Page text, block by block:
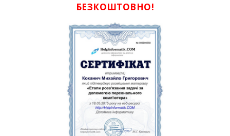
БЕЗКОШТОВНО!